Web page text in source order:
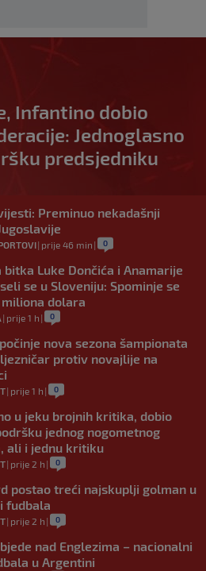
Infantino dobio
Jednoglasno
predsjedniku
Preminuo nekadašnji
| prije 46 min | 0
bitka Luke Dončića i Anamarije
se u Sloveniju: Spominje se
dolara
| prije 1 h | 0
nova sezona šampionata
protiv novajlije na
| prije 1 h | 0
u jeku brojnih kritika, dobio
jednog nogometnog
ali i jednu kritiku
| prije 2 h | 0
postao treći najskuplji golman u
fudbala
| prije 2 h | 0
nad Englezima – nacionalni
u Argentini